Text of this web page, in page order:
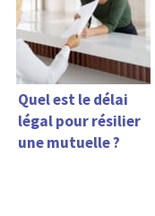
Quel est le délai
légal pour résilier
une mutuelle ?